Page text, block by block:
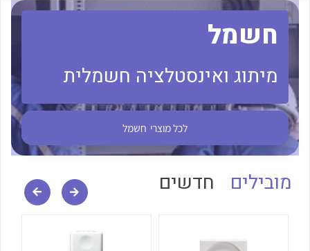
לכל מוצרי היצרן לכל מוצרי היצרן
לכל מוצרי היצרן לכל מוצרי היצרן
חשמל
מיתוג ואינסטלציה חשמלית
לכל מוצרי חשמל
מובילים חדשים